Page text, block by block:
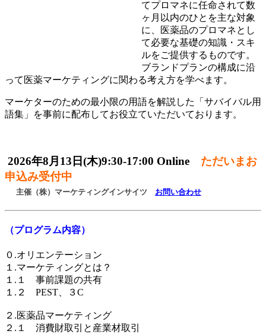
てプロマネに任命されて数
ヶ月以内のひとを主な対象
に、医薬品のプロマネとし
て必要な基礎の知識・スキ
ルをご提供するものです。
ブランドプランの構成に沿
って医薬マーケティングに関わる考え方を学べます。
マーケターのための最小限の用語を解説した「サバイバル用
語集」を事前に配布してお役立ていただいております。
2026年8月13日(木)9:30-17:00 Online ただいまお
申込み受付中
主催（株）マーケティングインサイツ お問い合わせ
（プログラム内容）
０.オリエンテーション
１.マーケティングとは？
１.１ 事前課題の共有
１.２ PEST、３C
２.医薬品マーケティング
２.１ 消費財取引と産業材取引